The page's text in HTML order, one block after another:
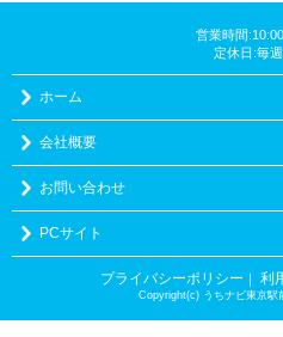
営業時間
定休日:毎
ホーム
会社概要
お問い合わせ
PCサイト
プライバシーポリシー ｜ 利
Copyright(c) うちナビ東京駅